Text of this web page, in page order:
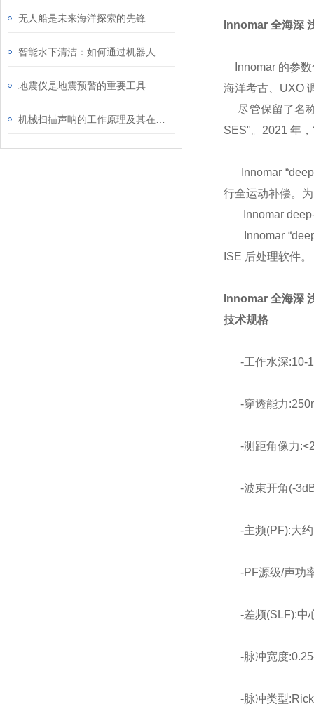
无人船是未来海洋探索的先锋
地震仪是地震预警的重要工具
Innomar 全海深
Innomar 的参数
海洋考古、UXO
尽管保留了名称
SES"。2021 年
Innomar
行全运动补偿。
Innomar deep-
Innomar
ISE 后处理软件。
Innomar 全海深
技术规格
-工作水深:10-
-穿透能力
-测距角像力:<2
-波束开角(-
-主频(PF):大约
-PF源级/声功率
-差频(SLF):中
-脉冲宽度
-脉冲类型